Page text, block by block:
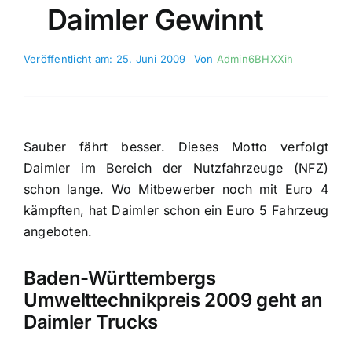
Daimler Gewinnt
Veröffentlicht am: 25. Juni 2009 Von Admin6BHXXih
Sauber fährt besser. Dieses Motto verfolgt
Daimler im Bereich der Nutzfahrzeuge (NFZ)
schon lange. Wo Mitbewerber noch mit Euro 4
kämpften, hat Daimler schon ein Euro 5 Fahrzeug
angeboten.
Baden-Württembergs
Umwelttechnikpreis 2009 geht an
Daimler Trucks